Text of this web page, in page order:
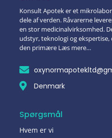
Konsult Apotek er et
dele af verden. Råvarerne
en stor medicinalvirksomhed.
udstyr, teknologi og
den primære Læs mere…
Denmark
Spørgsmål
Hvem er vi